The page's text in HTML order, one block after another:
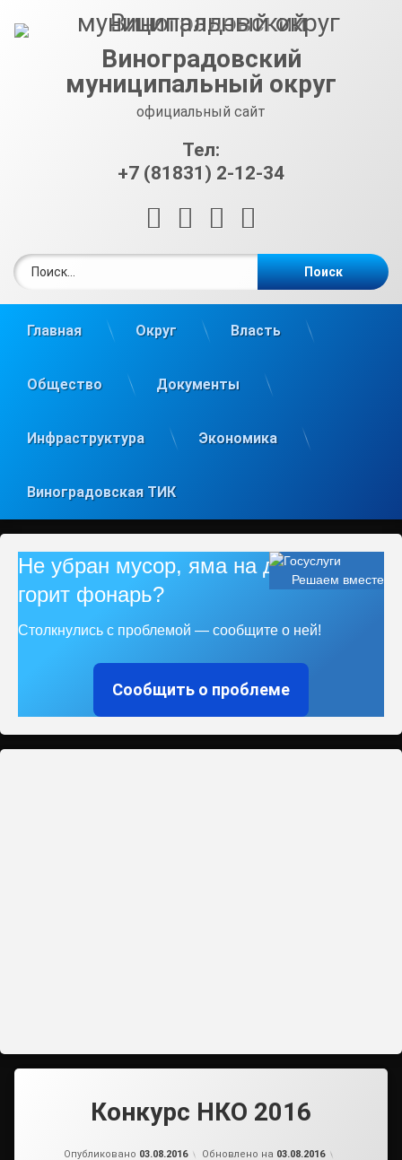
Виноградовский
муниципальный округ
официальный сайт
Тел:
+7 (81831) 2-12-34
RSS E-mailВКонтакте
Главная Округ Власть
Общество Документы
Инфраструктура Экономика
Виноградовская ТИК
Решаем вместе
Не убран мусор, яма на дороге, не
горит фонарь?
Столкнулись с проблемой — сообщите о ней!
Сообщить о проблеме
Конкурс НКО 2016
Опубликовано 03.08.2016 Обновлено на 03.08.2016